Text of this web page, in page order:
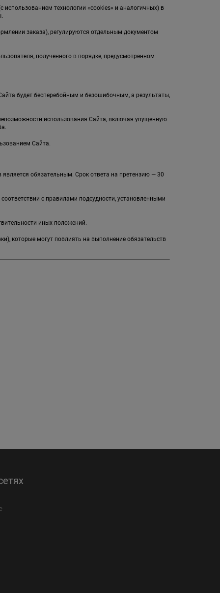
использованием технологии «cookies» и аналогичных) в
заказа), регулируются отдельным документом
полученного в порядке, предусмотренном
будет бесперебойным и безошибочным, а результаты,
использования Сайта, включая упущенную
Сайта.
обязательным. Срок ответа на претензию — 30
с правилами подсудности, установленными
иных положений.
которые могут повлиять на выполнение обязательств